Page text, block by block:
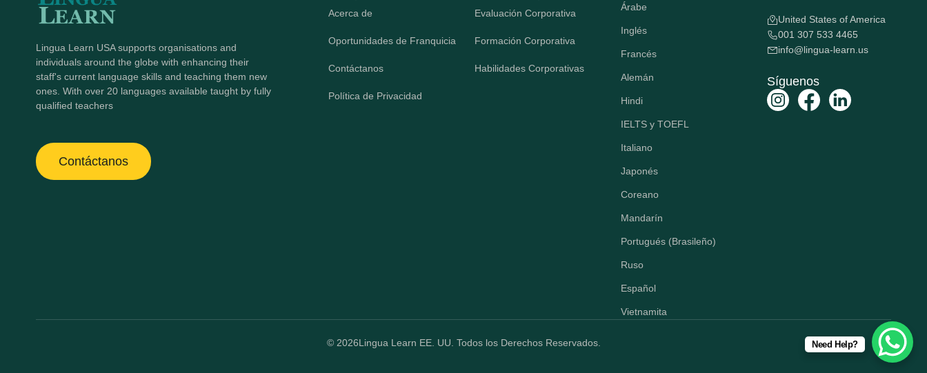
Lingua Learn USA supports organisations and
individuals around the globe with enhancing their
staff's current language skills and teaching them new
ones. With over 20 languages available taught by fully
qualified teachers
Contáctanos
Acerca de
Oportunidades de Franquicia
Contáctanos
Política de Privacidad
Evaluación Corporativa
Formación Corporativa
Habilidades Corporativas
Árabe
Inglés
Francés
Alemán
Hindi
IELTS y TOEFL
Italiano
Japonés
Coreano
Mandarín
Portugués (Brasileño)
Ruso
Español
Vietnamita
United States of America
001 307 533 4465
info@lingua-learn.us
Síguenos
© 2026Lingua Learn EE. UU. Todos los Derechos Reservados. Need Help?